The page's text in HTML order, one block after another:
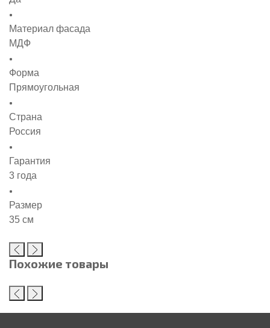
Материал фасада
МДФ
Форма
Прямоугольная
Страна
Россия
Гарантия
3 года
Размер
35 см
Похожие товары